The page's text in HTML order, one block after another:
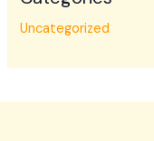
Uncategorized